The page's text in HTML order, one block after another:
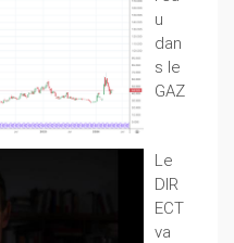
u
dan
s le
GAZ
Le
DIR
ECT
va